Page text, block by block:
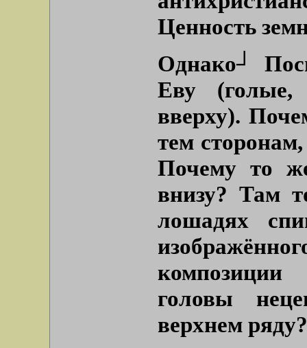
Ценность
Однако┘
Еву (голые,
вверху).
тем сторонам,
Почему то
внизу? Там
лошадях
головы
верхнем ряду?